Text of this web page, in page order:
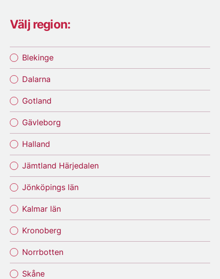
Välj region:
Blekinge
Dalarna
Gotland
Gävleborg
Halland
Jämtland Härjedalen
Jönköpings län
Kalmar län
Kronoberg
Norrbotten
Skåne